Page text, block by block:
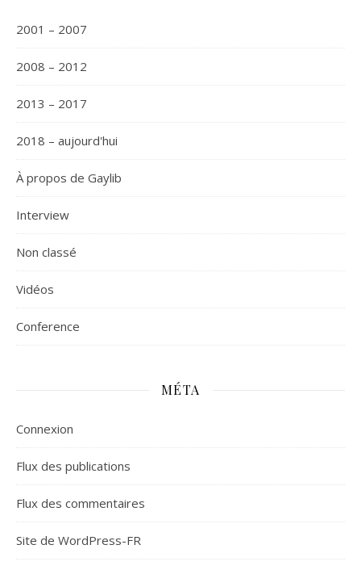
2001 – 2007
2008 – 2012
2013 – 2017
2018 – aujourd'hui
À propos de Gaylib
Interview
Non classé
Vidéos
Сonference
MÉTA
Connexion
Flux des publications
Flux des commentaires
Site de WordPress-FR